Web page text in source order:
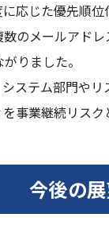
じた優先順
のメールアド
りました。
ステム部門や
事業継続リス
今後の